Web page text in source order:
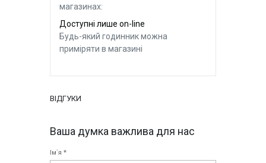
магазинах:
Доступні лише on-line
Будь-який годинник можна
приміряти в магазині
ВІДГУКИ
Ваша думка важлива для нас
Ім`я *